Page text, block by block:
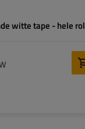
witte tape - hele rol